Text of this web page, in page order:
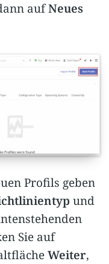
aufNeues
Profils geben
und
Sie auf
Weiter,